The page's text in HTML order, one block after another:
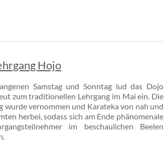
Hojo
Samstag und Sonntag lud das Dojo
zum traditionellen Lehrgang im Mai ein. Die
wurde vernommen und Karateka von nah und
herbei, sodass sich am Ende phänomenale
im beschaulichen Beelen